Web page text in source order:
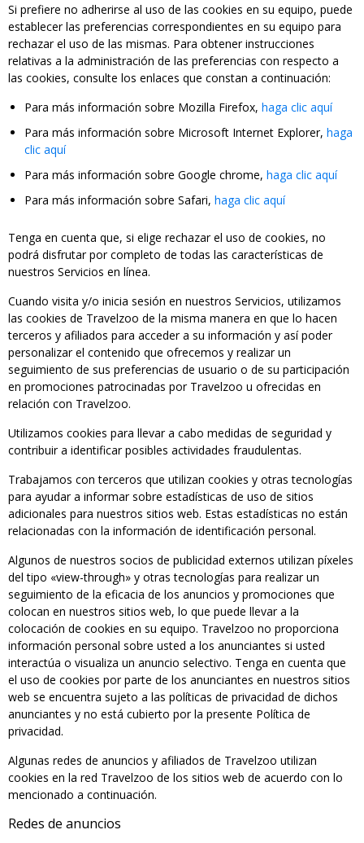
Si prefiere no adherirse al uso de las cookies en su equipo, puede
establecer las preferencias correspondientes en su equipo para
rechazar el uso de las mismas. Para obtener instrucciones
relativas a la administración de las preferencias con respecto a
las cookies, consulte los enlaces que constan a continuación:
Para más información sobre Mozilla Firefox, haga clic aquí
Para más información sobre Microsoft Internet Explorer, haga
clic aquí
Para más información sobre Google chrome, haga clic aquí
Para más información sobre Safari, haga clic aquí
Tenga en cuenta que, si elige rechazar el uso de cookies, no
podrá disfrutar por completo de todas las características de
nuestros Servicios en línea.
Cuando visita y/o inicia sesión en nuestros Servicios, utilizamos
las cookies de Travelzoo de la misma manera en que lo hacen
terceros y afiliados para acceder a su información y así poder
personalizar el contenido que ofrecemos y realizar un
seguimiento de sus preferencias de usuario o de su participación
en promociones patrocinadas por Travelzoo u ofrecidas en
relación con Travelzoo.
Utilizamos cookies para llevar a cabo medidas de seguridad y
contribuir a identificar posibles actividades fraudulentas.
Trabajamos con terceros que utilizan cookies y otras tecnologías
para ayudar a informar sobre estadísticas de uso de sitios
adicionales para nuestros sitios web. Estas estadísticas no están
relacionadas con la información de identificación personal.
Algunos de nuestros socios de publicidad externos utilizan píxeles
del tipo «view-through» y otras tecnologías para realizar un
seguimiento de la eficacia de los anuncios y promociones que
colocan en nuestros sitios web, lo que puede llevar a la
colocación de cookies en su equipo. Travelzoo no proporciona
información personal sobre usted a los anunciantes si usted
interactúa o visualiza un anuncio selectivo. Tenga en cuenta que
el uso de cookies por parte de los anunciantes en nuestros sitios
web se encuentra sujeto a las políticas de privacidad de dichos
anunciantes y no está cubierto por la presente Política de
privacidad.
Algunas redes de anuncios y afiliados de Travelzoo utilizan
cookies en la red Travelzoo de los sitios web de acuerdo con lo
mencionado a continuación.
Redes de anuncios